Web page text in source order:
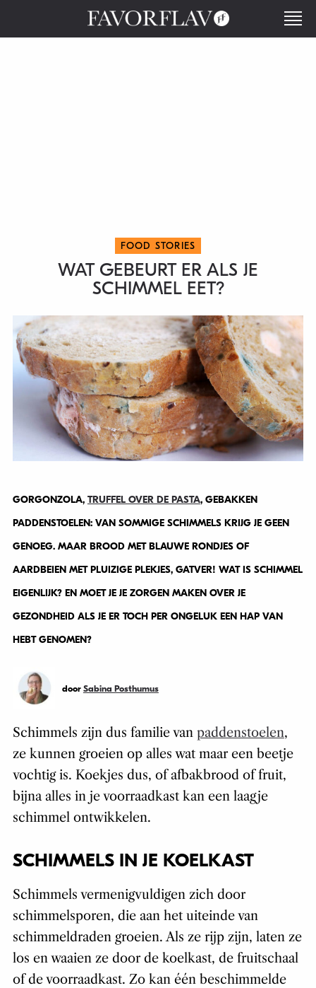
FOOD STORIES
WAT GEBEURT ER ALS JE
SCHIMMEL EET?
GORGONZOLA, TRUFFEL OVER DE PASTA, GEBAKKEN
PADDENSTOELEN: VAN SOMMIGE SCHIMMELS KRIJG JE GEEN
GENOEG. MAAR BROOD MET BLAUWE RONDJES OF
AARDBEIEN MET PLUIZIGE PLEKJES, GATVER! WAT IS SCHIMMEL
EIGENLIJK? EN MOET JE JE ZORGEN MAKEN OVER JE
GEZONDHEID ALS JE ER TOCH PER ONGELUK EEN HAP VAN
HEBT GENOMEN?
door Sabina Posthumus
Schimmels zijn dus familie van paddenstoelen,
ze kunnen groeien op alles wat maar een beetje
vochtig is. Koekjes dus, of afbakbrood of fruit,
bijna alles in je voorraadkast kan een laagje
schimmel ontwikkelen.
SCHIMMELS IN JE KOELKAST
Schimmels vermenigvuldigen zich door
schimmelsporen, die aan het uiteinde van
schimmeldraden groeien. Als ze rijp zijn, laten ze
los en waaien ze door de koelkast, de fruitschaal
of de voorraadkast. Zo kan één beschimmelde